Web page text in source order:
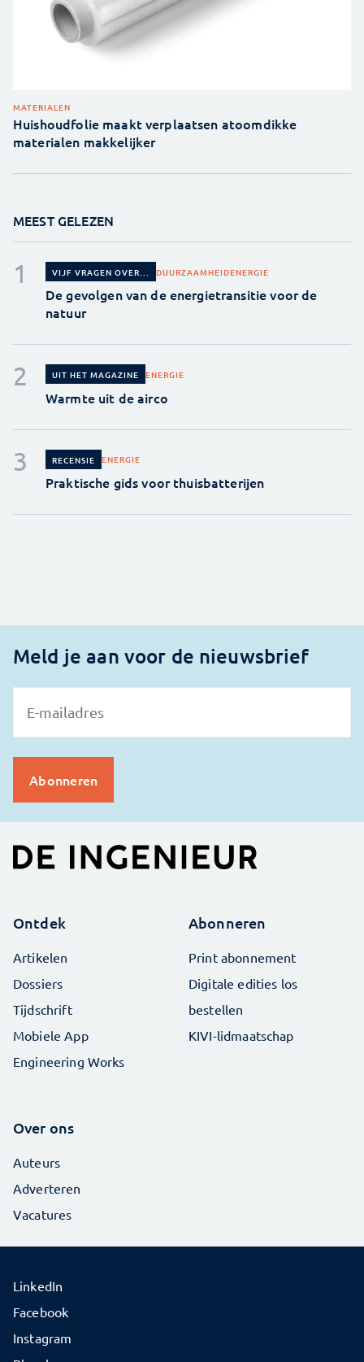
MATERIALEN
Huishoudfolie maakt verplaatsen atoomdikke
materialen makkelijker
MEEST GELEZEN
VIJF VRAGEN OVER... DUURZAAMHEIDENERGIE
De gevolgen van de energietransitie voor de
natuur
UIT HET MAGAZINE ENERGIE
Warmte uit de airco
RECENSIE ENERGIE
Praktische gids voor thuisbatterijen
Meld je aan voor de nieuwsbrief
Ontdek
Artikelen
Dossiers
Tijdschrift
Mobiele App
Engineering Works
Abonneren
Print abonnement
Digitale edities los
bestellen
KIVI-lidmaatschap
Over ons
Auteurs
Adverteren
Vacatures
LinkedIn
Facebook
Instagram